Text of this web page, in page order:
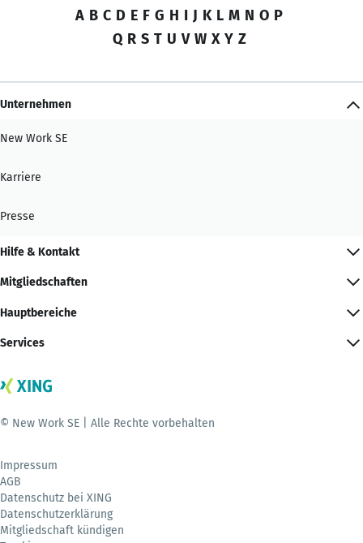
A B C D E F G H I J K L M N O P
Q R S T U V W X Y Z
Unternehmen
New Work SE
Karriere
Presse
Hilfe & Kontakt
Mitgliedschaften
Hauptbereiche
Services
© New Work SE | Alle Rechte vorbehalten
Impressum
AGB
Datenschutz bei XING
Datenschutzerklärung
Mitgliedschaft kündigen